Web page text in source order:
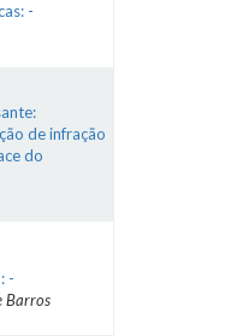
-
de infração
do
-
Barros